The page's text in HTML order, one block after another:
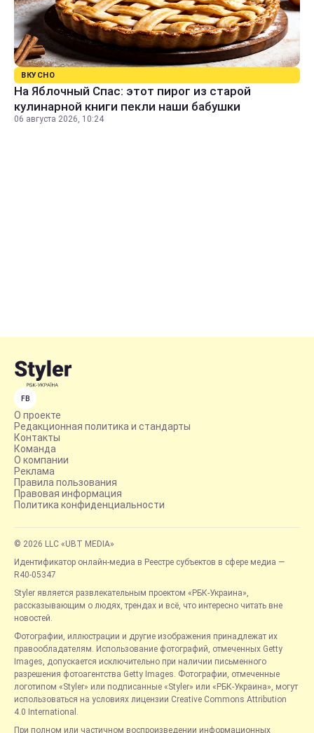
ВКУСНО
На Яблочный Спас: этот пирог из старой
кулинарной книги пекли наши бабушки
06 августа 2026, 10:24
FB
О проекте
Редакционная политика и стандарты
Контакты
Команда
О компании
Реклама
Правила пользования
Правовая информация
Политика конфиденциальности
© 2026 LLC «UBT MEDIA»
Идентификатор онлайн-медиа в Реестре субъектов в сфере медиа —
R40-05347
Styler является развлекательным проектом «РБК-Украина»,
рассказывающим о людях, трендах и всё, что интересно читать вне
новостей.
Фотографии, иллюстрации и другие изображения принадлежат их
правообладателям. Использование фотографий, отмеченных Getty
Images, допускается исключительно при наличии письменного
разрешения фотоагентства Getty Images. Фотографии, отмеченные
логотипом «Styler» или подписанные «Styler» или «РБК-Украина», могут
использоваться на условиях лицензии Creative Commons Attribution
4.0 International.
При полном или частичном воспроизведении информационных